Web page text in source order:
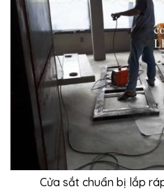
Cửa sắt chuẩn bị lắp